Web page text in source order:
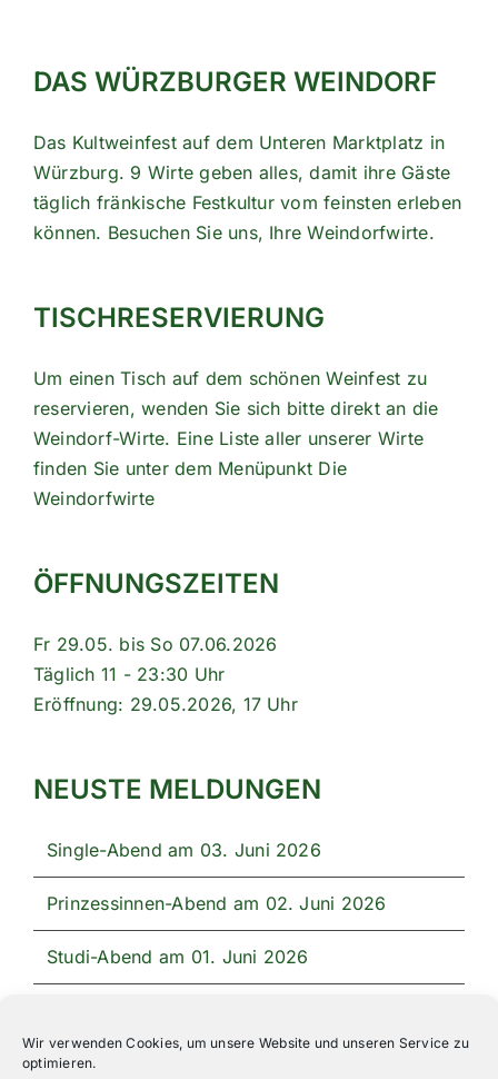
Wir verwenden Cookies, um unsere Website und unseren Service zu
optimieren.
DAS WÜRZBURGER WEINDORF
Das Kultweinfest auf dem Unteren Marktplatz in
Würzburg. 9 Wirte geben alles, damit ihre Gäste
täglich fränkische Festkultur vom feinsten erleben
können. Besuchen Sie uns, Ihre Weindorfwirte.
TISCHRESERVIERUNG
Um einen Tisch auf dem schönen Weinfest zu
reservieren, wenden Sie sich bitte direkt an die
Weindorf-Wirte. Eine Liste aller unserer Wirte
finden Sie unter dem Menüpunkt Die
Weindorfwirte
ÖFFNUNGSZEITEN
Fr 29.05. bis So 07.06.2026
Täglich 11 - 23:30 Uhr
Eröffnung: 29.05.2026, 17 Uhr
NEUSTE MELDUNGEN
Single-Abend am 03. Juni 2026
Prinzessinnen-Abend am 02. Juni 2026
Studi-Abend am 01. Juni 2026